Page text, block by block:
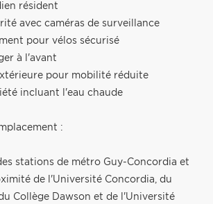
résident
avec caméras de surveillance
pour vélos sécurisé
à l'avant
pour mobilité réduite
incluant l'eau chaude
:
stations de métro Guy-Concordia et
de l'Université Concordia, du
Collège Dawson et de l'Université